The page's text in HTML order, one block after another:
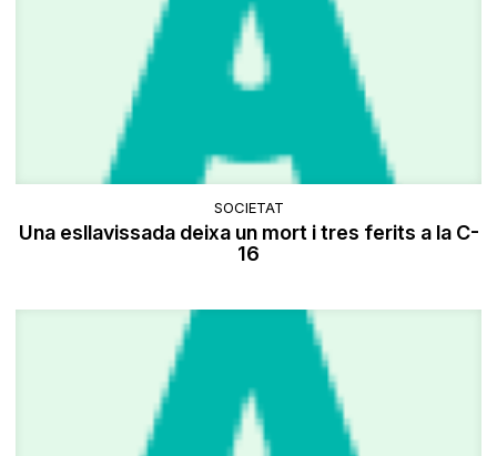
SOCIETAT
Una esllavissada deixa un mort i tres ferits a la C-
16